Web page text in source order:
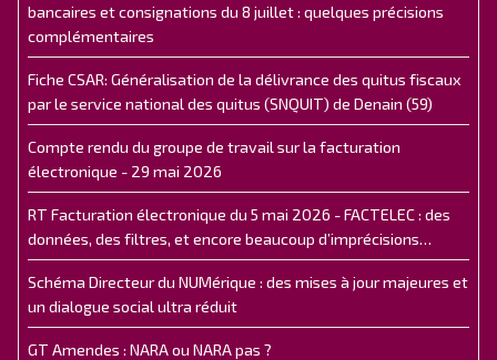
bancaires et consignations du 8 juillet : quelques précisions
complémentaires
Fiche CSAR: Généralisation de la délivrance des quitus fiscaux
par le service national des quitus (SNQUIT) de Denain (59)
Compte rendu du groupe de travail sur la facturation
électronique - 29 mai 2026
RT Facturation électronique du 5 mai 2026 - FACTELEC : des
données, des filtres, et encore beaucoup d’imprécisions…
Schéma Directeur du NUMérique : des mises à jour majeures et
un dialogue social ultra réduit
GT Amendes : NARA ou NARA pas ?